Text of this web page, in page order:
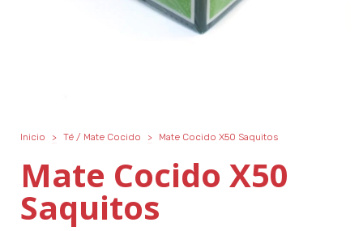
Inicio > Té / Mate Cocido > Mate Cocido X50 Saquitos
Mate Cocido X50
Saquitos